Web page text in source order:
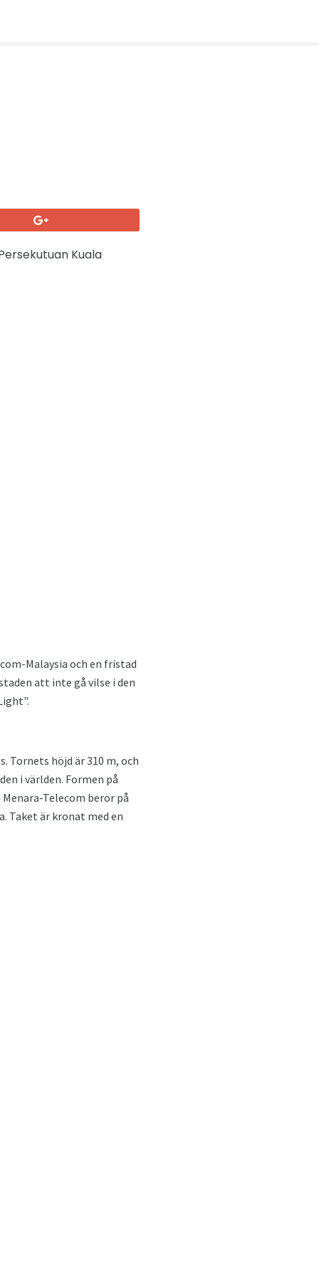
Kuala
Malaysia och en fristad
att inte gå vilse i den
Tornets höjd är 310 m, och
i världen. Formen på
Telecom beror på
Taket är kronat med en